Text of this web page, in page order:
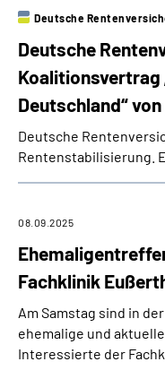
Deutsche
Deutschland“ von
Deutsche
Deutsche
Rentenstabilisierung.
Fachklinik
08.09.2025
Am Samstag sind in
ehemalige und
Interessierte der